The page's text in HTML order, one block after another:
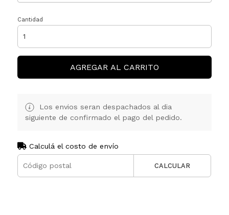
Cantidad
AGREGAR AL CARRITO
Los envios seran despachados al dia
siguiente de confirmado el pago del pedido.
Calculá el costo de envío
CALCULAR